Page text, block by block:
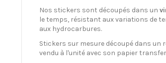
Nos stickers sont découpés dans un
le temps, résistant aux variations de
aux hydrocarbures.
Stickers sur mesure découpé dans un
vendu à l'unité avec son papier